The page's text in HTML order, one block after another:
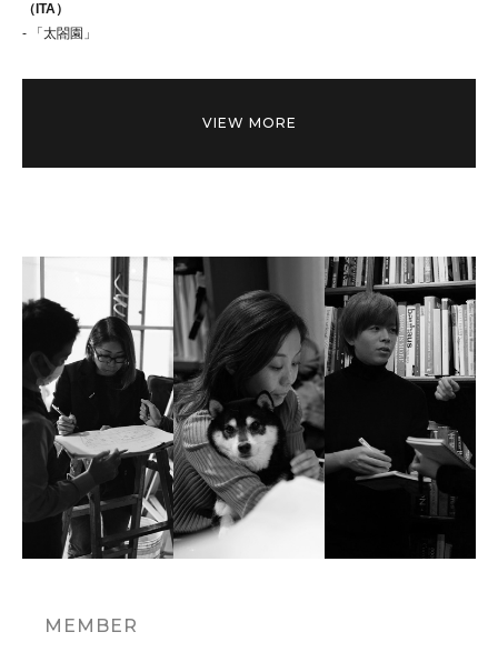
（ITA）
- 「太閤園」
VIEW MORE
MEMBER